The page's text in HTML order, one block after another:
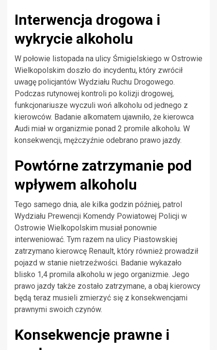
Interwencja drogowa i
wykrycie alkoholu
W połowie listopada na ulicy Śmigielskiego w Ostrowie
Wielkopolskim doszło do incydentu, który zwrócił
uwagę policjantów Wydziału Ruchu Drogowego.
Podczas rutynowej kontroli po kolizji drogowej,
funkcjonariusze wyczuli woń alkoholu od jednego z
kierowców. Badanie alkomatem ujawniło, że kierowca
Audi miał w organizmie ponad 2 promile alkoholu. W
konsekwencji, mężczyźnie odebrano prawo jazdy.
Powtórne zatrzymanie pod
wpływem alkoholu
Tego samego dnia, ale kilka godzin później, patrol
Wydziału Prewencji Komendy Powiatowej Policji w
Ostrowie Wielkopolskim musiał ponownie
interweniować. Tym razem na ulicy Piastowskiej
zatrzymano kierowcę Renault, który również prowadził
pojazd w stanie nietrzeźwości. Badanie wykazało
blisko 1,4 promila alkoholu w jego organizmie. Jego
prawo jazdy także zostało zatrzymane, a obaj kierowcy
będą teraz musieli zmierzyć się z konsekwencjami
prawnymi swoich czynów.
Konsekwencje prawne i